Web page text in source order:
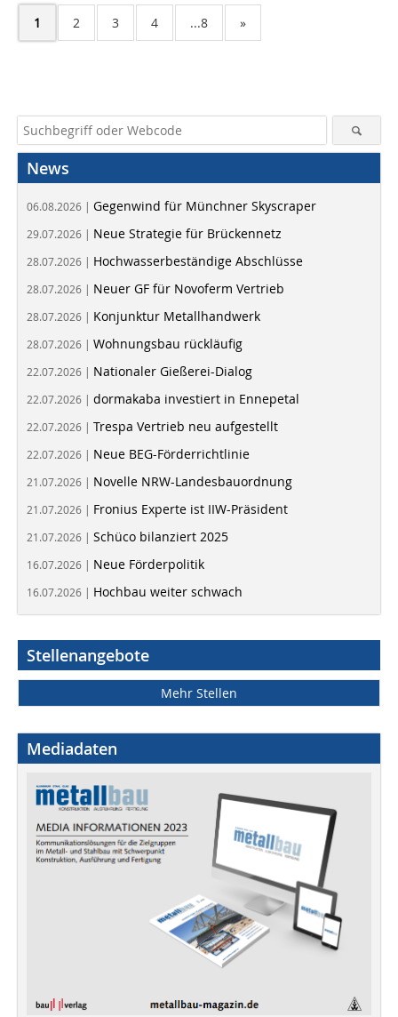
1 2 3 4 ...8 »
News
06.08.2026 | Gegenwind für Münchner Skyscraper
29.07.2026 | Neue Strategie für Brückennetz
28.07.2026 | Hochwasserbeständige Abschlüsse
28.07.2026 | Neuer GF für Novoferm Vertrieb
28.07.2026 | Konjunktur Metallhandwerk
28.07.2026 | Wohnungsbau rückläufig
22.07.2026 | Nationaler Gießerei-Dialog
22.07.2026 | dormakaba investiert in Ennepetal
22.07.2026 | Trespa Vertrieb neu aufgestellt
22.07.2026 | Neue BEG-Förderrichtlinie
21.07.2026 | Novelle NRW-Landesbauordnung
21.07.2026 | Fronius Experte ist IIW-Präsident
21.07.2026 | Schüco bilanziert 2025
16.07.2026 | Neue Förderpolitik
16.07.2026 | Hochbau weiter schwach
Stellenangebote
Mehr Stellen
Mediadaten